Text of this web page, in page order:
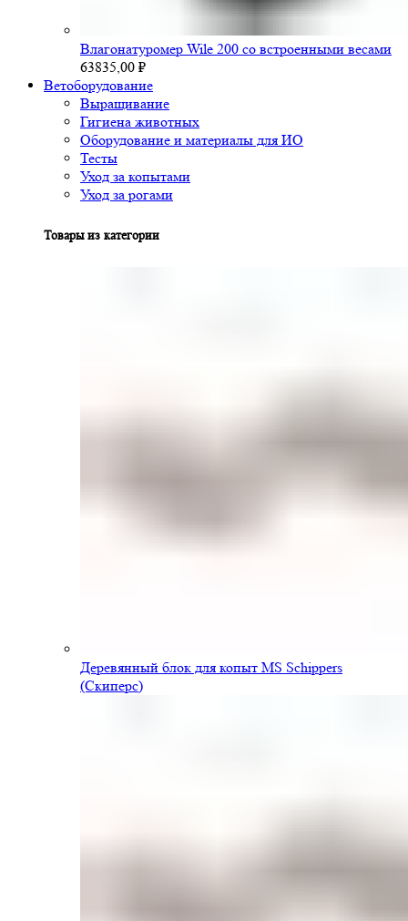
Влагонатуромер Wile 200 со встроенными весами
63835,00 ₽
Ветоборудование
Выращивание
Гигиена животных
Оборудование и материалы для ИО
Тесты
Уход за копытами
Уход за рогами
Товары из категории
Деревянный блок для копыт MS Schippers
(Скиперс)